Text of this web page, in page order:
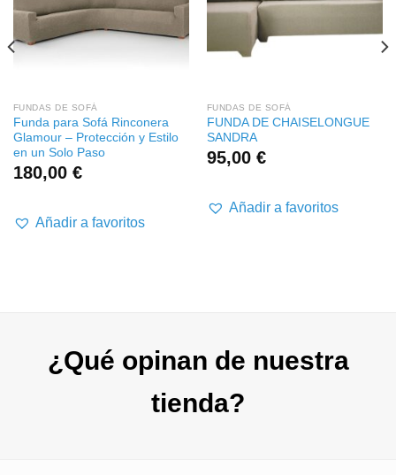
FUNDAS DE SOFÁ
Funda para Sofá Rinconera
Glamour – Protección y Estilo
en un Solo Paso
180,00 €
Añadir a favoritos
FUNDAS DE SOFÁ
FUNDA DE CHAISELONGUE
SANDRA
95,00 €
Añadir a favoritos
¿Qué opinan de nuestra
tienda?